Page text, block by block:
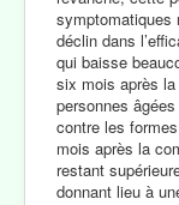
symptomatiques
déclin dans
qui baisse
six mois après
personnes
contre les
mois après la
restant
donnant lieu à